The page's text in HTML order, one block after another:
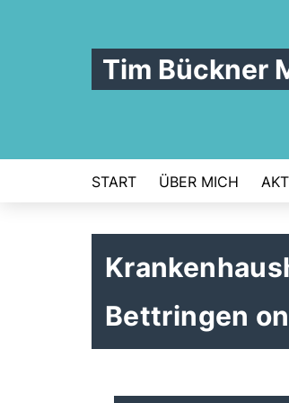
Tim Bückner
START ÜBER MICH
Bettringen